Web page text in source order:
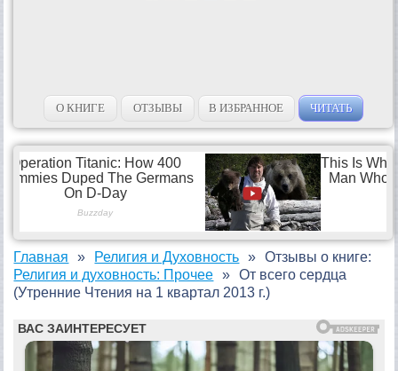
О КНИГЕ ОТЗЫВЫ В ИЗБРАННОЕ ЧИТАТЬ
Главная
Религия и Духовность
Религия и духовность: Прочее
Отзывы о книге:
От всего сердца
(Утренние Чтения на 1 квартал 2013 г.)